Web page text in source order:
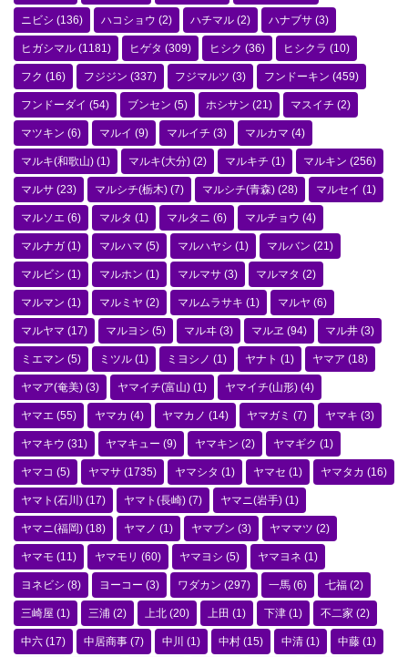
ニビシ (136) ハコショウ (2) ハチマル (2) ハナブサ (3)
ヒガシマル (1181) ヒゲタ (309) ヒシク (36) ヒシクラ (10)
フク (16) フジジン (337) フジマルツ (3) フンドーキン (459)
フンドーダイ (54) ブンセン (5) ホシサン (21) マスイチ (2)
マツキン (6) マルイ (9) マルイチ (3) マルカマ (4)
マルキ(和歌山) (1) マルキ(大分) (2) マルキチ (1) マルキン (256)
マルサ (23) マルシチ(栃木) (7) マルシチ(青森) (28) マルセイ (1)
マルソエ (6) マルタ (1) マルタニ (6) マルチョウ (4)
マルナガ (1) マルハマ (5) マルハヤシ (1) マルバン (21)
マルビシ (1) マルホン (1) マルマサ (3) マルマタ (2)
マルマン (1) マルミヤ (2) マルムラサキ (1) マルヤ (6)
マルヤマ (17) マルヨシ (5) マルヰ (3) マルヱ (94) マル井 (3)
ミエマン (5) ミツル (1) ミヨシノ (1) ヤナト (1) ヤマア (18)
ヤマア(奄美) (3) ヤマイチ(富山) (1) ヤマイチ(山形) (4)
ヤマエ (55) ヤマカ (4) ヤマカノ (14) ヤマガミ (7) ヤマキ (3)
ヤマキウ (31) ヤマキュー (9) ヤマキン (2) ヤマギク (1)
ヤマコ (5) ヤマサ (1735) ヤマシタ (1) ヤマセ (1) ヤマタカ (16)
ヤマト(石川) (17) ヤマト(長崎) (7) ヤマニ(岩手) (1)
ヤマニ(福岡) (18) ヤマノ (1) ヤマブン (3) ヤママツ (2)
ヤマモ (11) ヤマモリ (60) ヤマヨシ (5) ヤマヨネ (1)
ヨネビシ (8) ヨーコー (3) ワダカン (297) 一馬 (6) 七福 (2)
三崎屋 (1) 三浦 (2) 上北 (20) 上田 (1) 下津 (1) 不二家 (2)
中六 (17) 中居商事 (7) 中川 (1) 中村 (15) 中清 (1) 中藤 (1)